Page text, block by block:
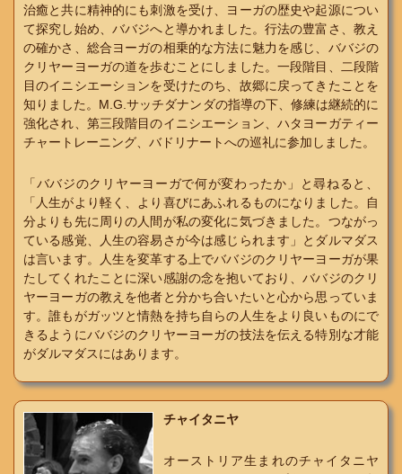
治癒と共に精神的にも刺激を受け、ヨーガの歴史や起源につい
て探究し始め、ババジへと導かれました。行法の豊富さ、教え
の確かさ、総合ヨーガの相乗的な方法に魅力を感じ、ババジの
クリヤーヨーガの道を歩むことにしました。一段階目、二段階
目のイニシエーションを受けたのち、故郷に戻ってきたことを
知りました。M.G.サッチダナンダの指導の下、修練は継続的に
強化され、第三段階目のイニシエーション、ハタヨーガティー
チャートレーニング、バドリナートへの巡礼に参加しました。
「ババジのクリヤーヨーガで何が変わったか」と尋ねると、
「人生がより軽く、より喜びにあふれるものになりました。自
分よりも先に周りの人間が私の変化に気づきました。つながっ
ている感覚、人生の容易さが今は感じられます」とダルマダス
は言います。人生を変革する上でババジのクリヤーヨーガが果
たしてくれたことに深い感謝の念を抱いており、ババジのクリ
ヤーヨーガの教えを他者と分かち合いたいと心から思っていま
す。誰もがガッツと情熱を持ち自らの人生をより良いものにで
きるようにババジのクリヤーヨーガの技法を伝える特別な才能
がダルマダスにはあります。
チャイタニヤ
オーストリア生まれのチャイタニヤ